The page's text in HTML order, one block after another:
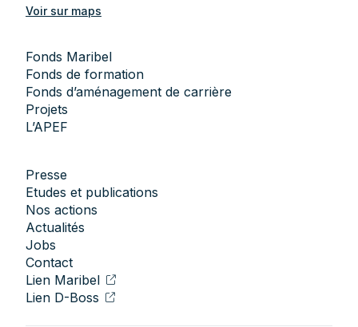
Voir sur maps
Fonds Maribel
Fonds de formation
Fonds d’aménagement de carrière
Projets
L’APEF
Presse
Etudes et publications
Nos actions
Actualités
Jobs
Contact
Lien Maribel
Lien D-Boss